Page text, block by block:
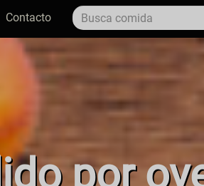
Contacto
por